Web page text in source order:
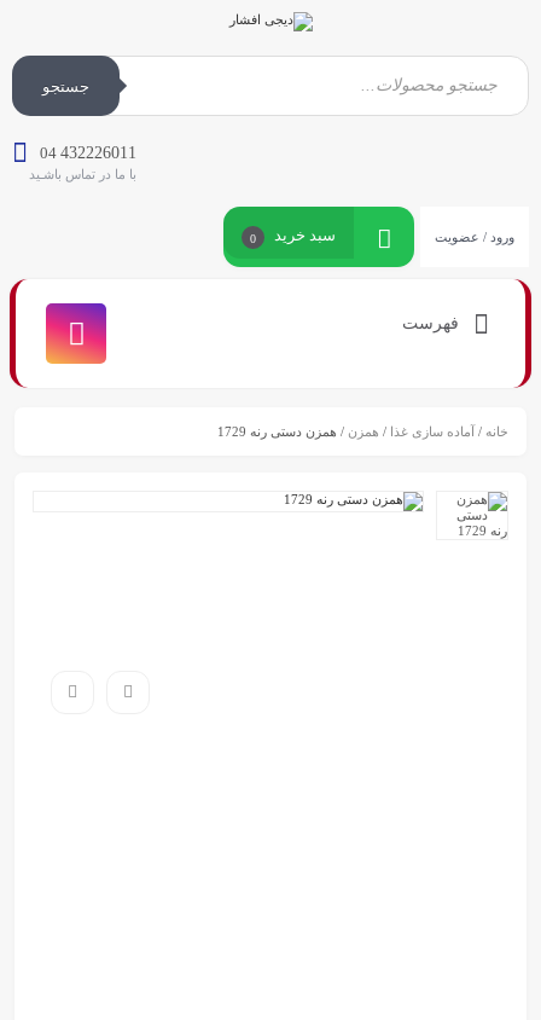
جستجو
432226011
04
با ما در تماس باشـید
ورود / عضویت سبد خرید 0
فهرست
خانه / آماده سازی غذا / همزن / همزن دستی رنه 1729